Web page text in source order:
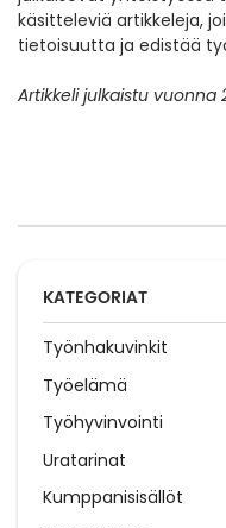
käsitteleviä artikkeleja,
tietoisuutta ja edistää
Artikkeli julkaistu vuonna
KATEGORIAT
Työnhakuvinkit
Työelämä
Työhyvinvointi
Uratarinat
Kumppanisisällöt